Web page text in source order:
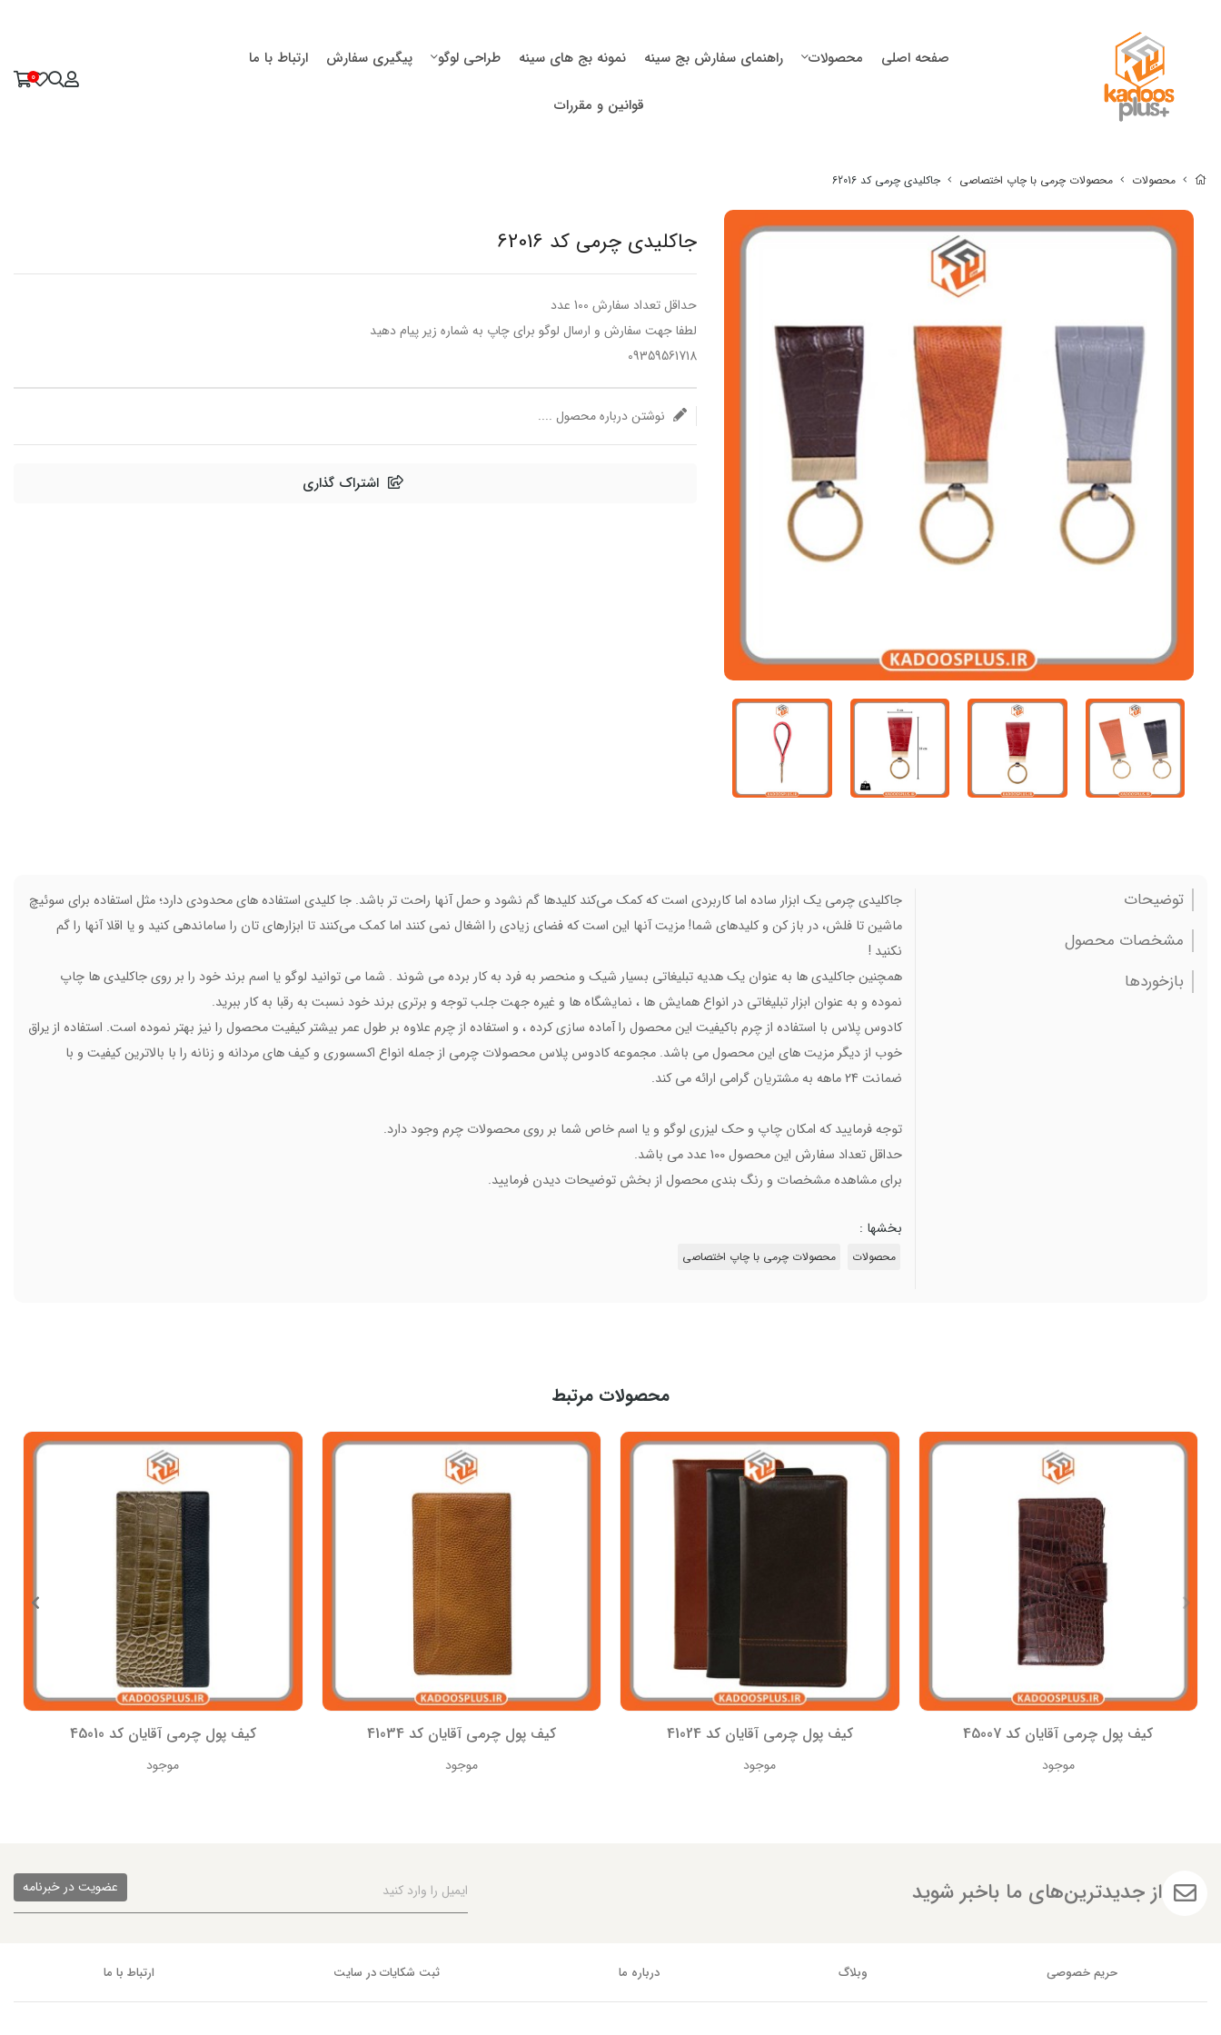
صفحه اصلی محصولات راهنمای سفارش بج سینه نمونه بج های سینه طراحی لوگو پیگیری سفارش ارتباط با ما
قوانین و مقررات
0
محصولات محصولات چرمی با چاپ اختصاصی جاکلیدی چرمی کد 62016
جاکلیدی چرمی کد 62016
حداقل تعداد سفارش 100 عدد
لطفا جهت سفارش و ارسال لوگو برای چاپ به شماره زیر پیام دهید
09359561718
نوشتن درباره محصول ....
اشتراک گذاری
توضیحات
مشخصات محصول
بازخوردها
جاکلیدی چرمی یک ابزار ساده اما کاربردی است که کمک می‌کند کلیدها گم نشود و حمل آنها راحت تر باشد. جا کلیدی استفاده های محدودی دارد؛ مثل استفاده برای سوئیچ
ماشین تا فلش، در باز کن و کلیدهای شما! مزیت آنها این است که فضای زیادی را اشغال نمی کنند اما کمک می‌کنند تا ابزارهای تان را ساماندهی کنید و یا اقلا آنها را گم
نکنید !
همچنین جاکلیدی ها به عنوان یک هدیه تبلیغاتی بسیار شیک و منحصر به فرد به کار برده می شوند . شما می توانید لوگو یا اسم برند خود را بر روی جاکلیدی ها چاپ
نموده و به عنوان ابزار تبلیغاتی در انواع همایش ها ، نمایشگاه ها و غیره جهت جلب توجه و برتری برند خود نسبت به رقبا به کار ببرید.
کادوس پلاس با استفاده از چرم باکیفیت این محصول را آماده سازی کرده ، و استفاده از چرم علاوه بر طول عمر بیشتر کیفیت محصول را نیز بهتر نموده است. استفاده از یراق
خوب از دیگر مزیت های این محصول می باشد. مجموعه کادوس پلاس محصولات چرمی از جمله انواع اکسسوری و کیف های مردانه و زنانه را با بالاترین کیفیت و با
ضمانت 24 ماهه به مشتریان گرامی ارائه می کند.
توجه فرمایید که امکان چاپ و حک لیزری لوگو و یا اسم خاص شما بر روی محصولات چرم وجود دارد.
حداقل تعداد سفارش این محصول 100 عدد می باشد.
برای مشاهده مشخصات و رنگ بندی محصول از بخش توضیحات دیدن فرمایید.
بخشها :
محصولات محصولات چرمی با چاپ اختصاصی
محصولات مرتبط
کیف پول چرمی آقایان کد 45007
موجود
کیف پول چرمی آقایان کد 41024
موجود
کیف پول چرمی آقایان کد 41034
موجود
کیف پول چرمی آقایان کد 45010
موجود
از جدیدترین‌های ما باخبر شوید عضویت در خبرنامه
حریم خصوصی وبلاگ درباره ما ثبت شکایات در سایت ارتباط با ما